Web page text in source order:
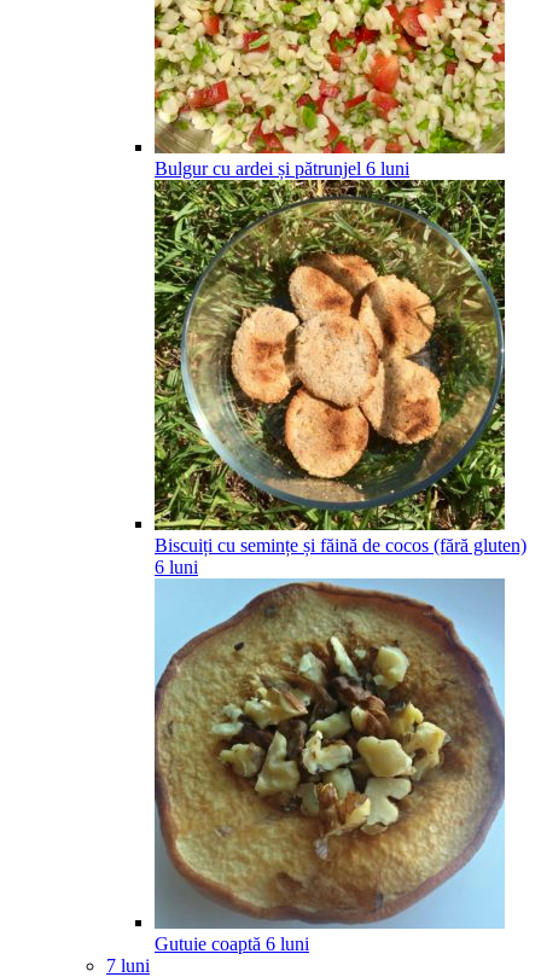
Bulgur cu ardei și pătrunjel 6 luni
Biscuiți cu semințe și făină de cocos (fără gluten)
6 luni
Gutuie coaptă 6 luni
7 luni